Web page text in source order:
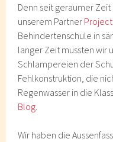
Denn seit geraumer
unserem Partner
Behindertenschule in
langer Zeit mussten wir
Schlampereien der
Fehlkonstruktion, die
Regenwasser in die
Blog.
Wir haben die